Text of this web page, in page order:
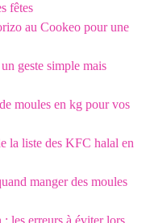
fêtes
au Cookeo pour une
geste simple mais
moules en kg pour vos
la liste des KFC halal en
manger des moules